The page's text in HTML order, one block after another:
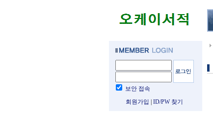
보안 접속
회원가입
ID/PW 찾기